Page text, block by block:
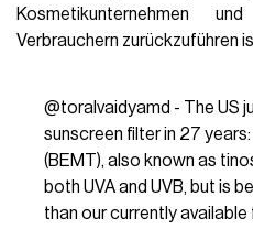
Kosmetikunternehmen
Verbrauchern zurückzuführen
@toralvaidyamd - The US
sunscreen filter in 27
(BEMT), also known as
both UVA and UVB, but is
than our currently available